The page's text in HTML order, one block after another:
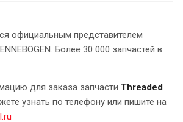
официальным представителем
Более 30 000 запчастей в
для заказа запчасти Threaded
узнать по телефону или пишите на